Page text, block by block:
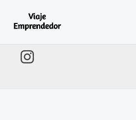
contenido